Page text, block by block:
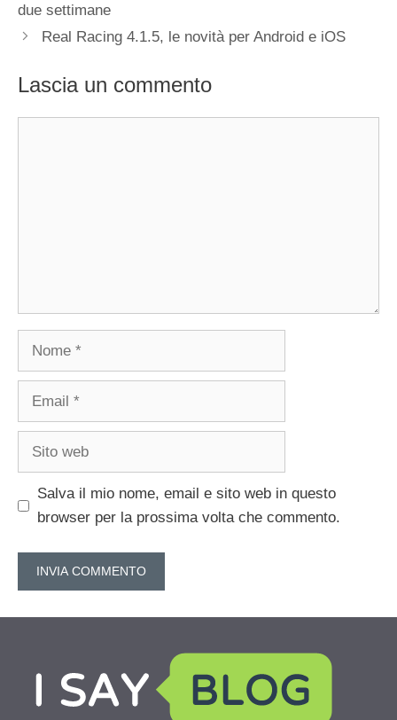
due settimane
Real Racing 4.1.5, le novità per Android e iOS
Lascia un commento
Nome
Email
Sito
Salva il mio nome, email e sito web in questo
browser per la prossima volta che commento.